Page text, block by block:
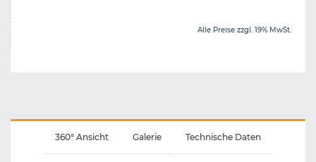
Alle Preise zzgl. 19% MwSt.
360° Ansicht Galerie Technische Daten